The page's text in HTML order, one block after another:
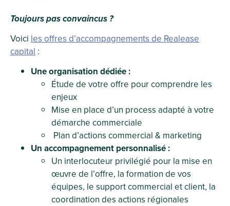
Toujours pas convaincus ?
Voici les offres d’accompagnements de Realease
capital :
Une organisation dédiée :
Étude de votre offre pour comprendre les
enjeux
Mise en place d’un process adapté à votre
démarche commerciale
Plan d’actions commercial & marketing
Un accompagnement personnalisé :
Un interlocuteur privilégié pour la mise en
œuvre de l’offre, la formation de vos
équipes, le support commercial et client, la
coordination des actions régionales